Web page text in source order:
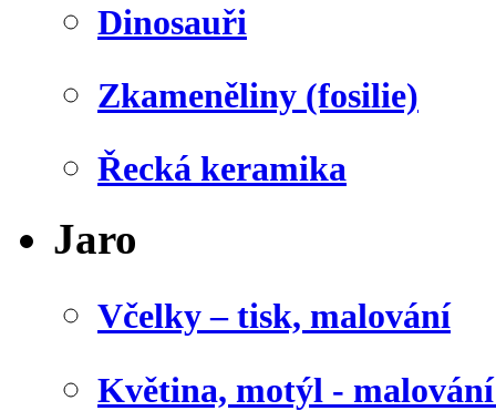
Dinosauři
Zkameněliny (fosilie)
Řecká keramika
Jaro
Včelky – tisk, malování
Květina, motýl -